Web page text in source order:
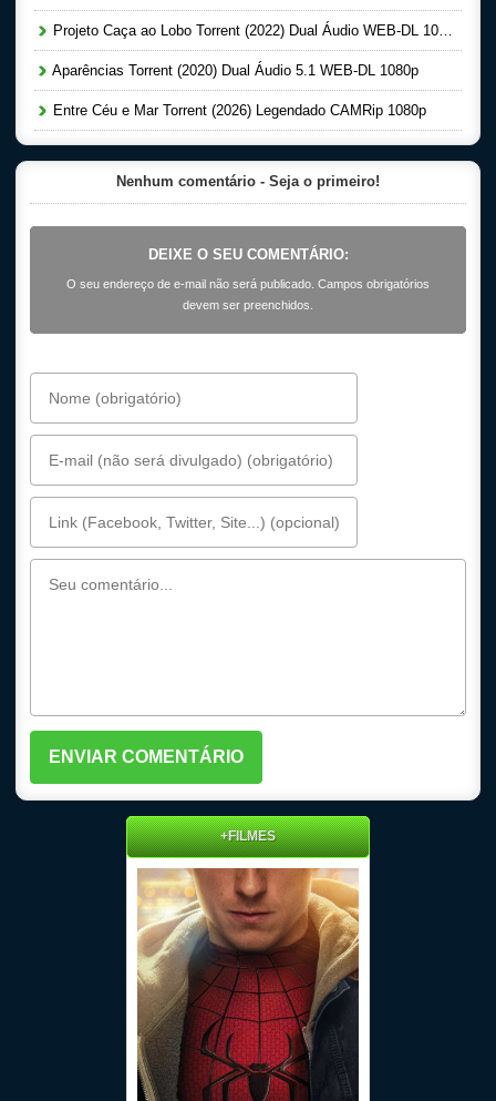
Projeto Caça ao Lobo Torrent (2022) Dual Áudio WEB-DL 1080p
Aparências Torrent (2020) Dual Áudio 5.1 WEB-DL 1080p
Entre Céu e Mar Torrent (2026) Legendado CAMRip 1080p
Nenhum comentário - Seja o primeiro!
DEIXE O SEU COMENTÁRIO:
O seu endereço de e-mail não será publicado. Campos obrigatórios
devem ser preenchidos.
+FILMES